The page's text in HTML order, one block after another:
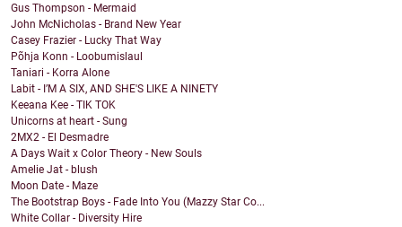
Gus Thompson - Mermaid
John McNicholas - Brand New Year
Casey Frazier - Lucky That Way
Põhja Konn - Loobumislaul
Taniari - Korra Alone
Labit - I’M A SIX, AND SHE'S LIKE A NINETY
Keeana Kee - TIK TOK
Unicorns at heart - Sung
2MX2 - El Desmadre
A Days Wait x Color Theory - New Souls
Amelie Jat - blush
Moon Date - Maze
The Bootstrap Boys - Fade Into You (Mazzy Star Co...
White Collar - Diversity Hire